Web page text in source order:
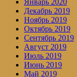
Январь 2020
Декабрь 2019
Ноябрь 2019
Октябрь 2019
Сентябрь 2019
Август 2019
Июль 2019
Июнь 2019
Май 2019